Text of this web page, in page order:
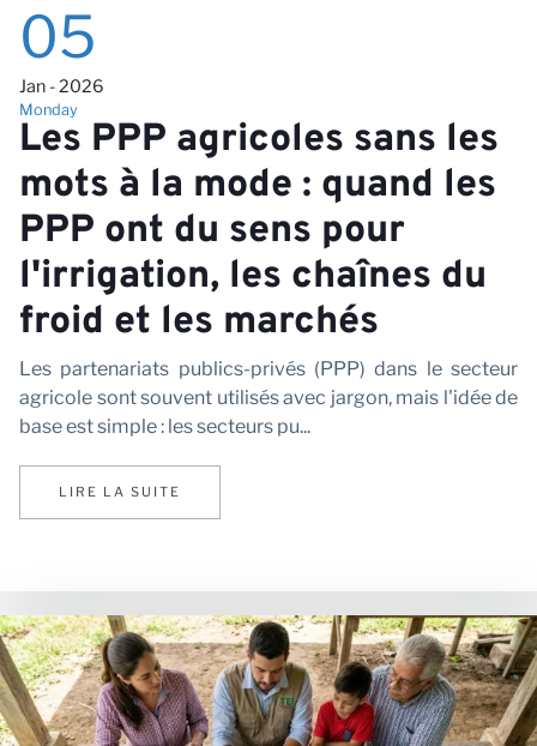
05
Jan - 2026
Monday
Les PPP agricoles sans les
mots à la mode : quand les
PPP ont du sens pour
l'irrigation, les chaînes du
froid et les marchés
Les partenariats publics-privés (PPP) dans le secteur
agricole sont souvent utilisés avec jargon, mais l'idée de
base est simple : les secteurs pu...
LIRE LA SUITE